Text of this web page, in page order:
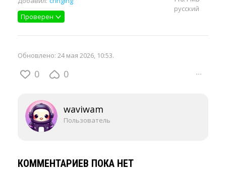
Проверен
русский
Обновлено: 24 мая 2026, 10:53.
0 0 ···
waviwam
Пользователь
КОММЕНТАРИЕВ ПОКА НЕТ